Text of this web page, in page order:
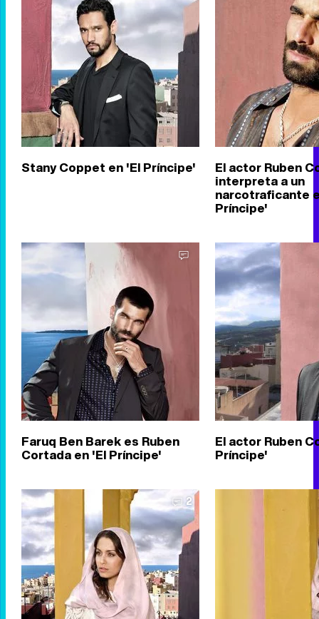
Stany Coppet en 'El Príncipe' El actor Ruben
interpreta a un
narcotraficante
Príncipe'
Faruq Ben Barek es Ruben
Cortada en 'El Príncipe'
El actor Ruben
Príncipe'
2